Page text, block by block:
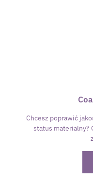
Chcesz poprawić
status materialny?